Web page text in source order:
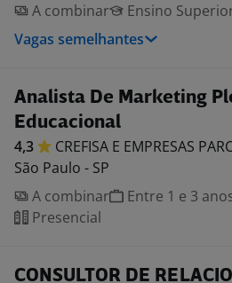
A combinar
Ensino
Vagas semelhantes
Analista De Marketing
Educacional
4,3 CREFISA E EMPRESAS
São Paulo - SP
A combinar
Entre 1 e 3
Presencial
CONSULTOR DE